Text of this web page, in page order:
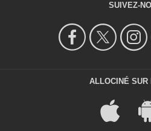
SUIVEZ-
ALLOCINÉ SUR